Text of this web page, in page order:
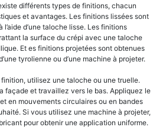
différents types de finitions, chacun
et avantages. Les finitions lissées sont
d’une taloche lisse. Les finitions
la surface du crépi avec une taloche
Et es finitions projetées sont obtenues
tyrolienne ou d’une machine à projeter.
utilisez une taloche ou une truelle.
façade et travaillez vers le bas. Appliquez le
en mouvements circulaires ou en bandes
Si vous utilisez une machine à projeter,
pour obtenir une application uniforme.